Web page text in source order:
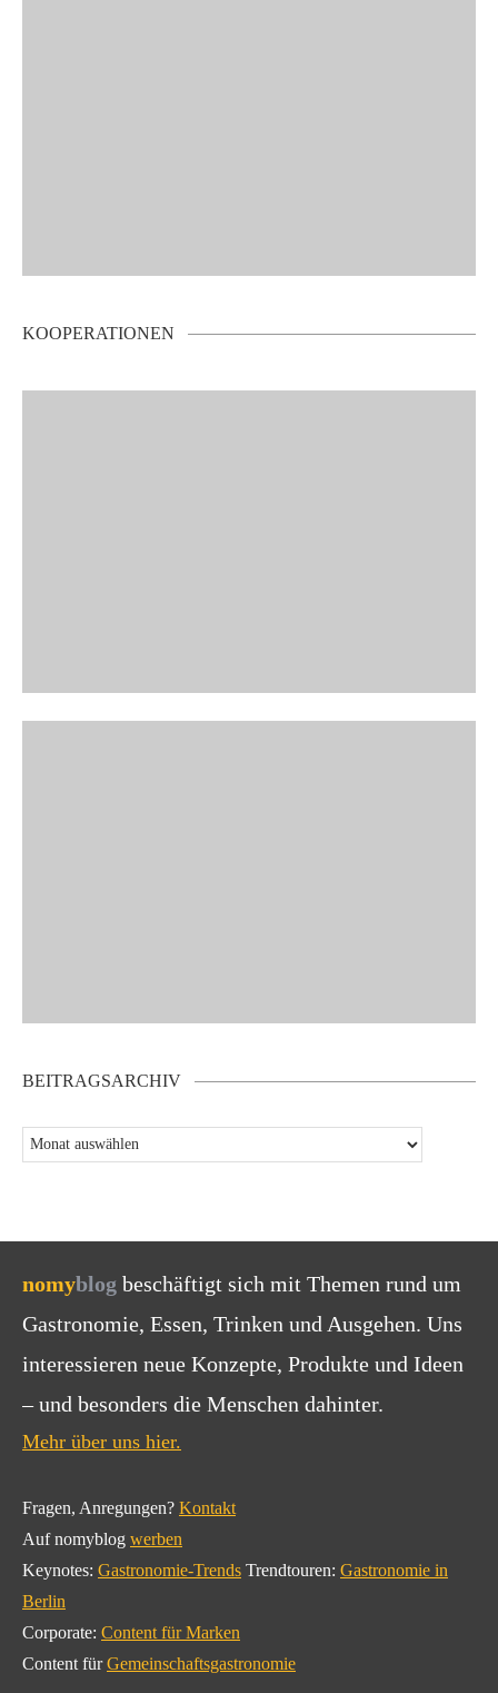
KOOPERATIONEN
BEITRAGSARCHIV
nomyblog beschäftigt sich mit Themen rund um
Gastronomie, Essen, Trinken und Ausgehen. Uns
interessieren neue Konzepte, Produkte und Ideen
– und besonders die Menschen dahinter.
Mehr über uns hier.
Fragen, Anregungen? Kontakt
Auf nomyblog werben
Keynotes: Gastronomie-Trends Trendtouren: Gastronomie in
Berlin
Corporate: Content für Marken
Content fürGemeinschaftsgastronomie